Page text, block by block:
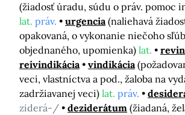
(žiadosť úradu, súdu o práv. pomoc
lat. práv. urgencia (naliehavá
opakovaná, o vykonanie niečoho
objednaného, upomienka) lat.
reivindikácia
vindikácia
veci, vlastníctva a pod., žaloba na
zadržiavanej veci) lat. práv.
ziderá-/
deziderátum (žiadaná,